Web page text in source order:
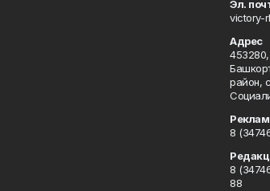
Эл.
victory-
Адрес
район,
8
8
88